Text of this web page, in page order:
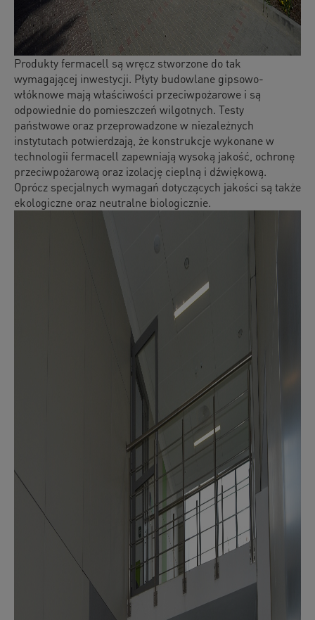
Produkty fermacell są wręcz stworzone do tak
wymagającej inwestycji. Płyty budowlane gipsowo-
włóknowe mają właściwości przeciwpożarowe i są
odpowiednie do pomieszczeń wilgotnych. Testy
państwowe oraz przeprowadzone w niezależnych
instytutach potwierdzają, że konstrukcje wykonane w
technologii fermacell zapewniają wysoką jakość, ochronę
przeciwpożarową oraz izolację cieplną i dźwiękową.
Oprócz specjalnych wymagań dotyczących jakości są także
ekologiczne oraz neutralne biologicznie.